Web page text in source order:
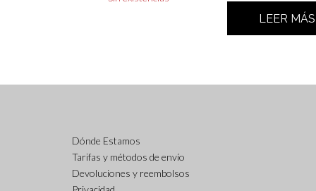
LEER MÁS
Dónde Estamos
Tarifas y métodos de envío
Devoluciones y reembolsos